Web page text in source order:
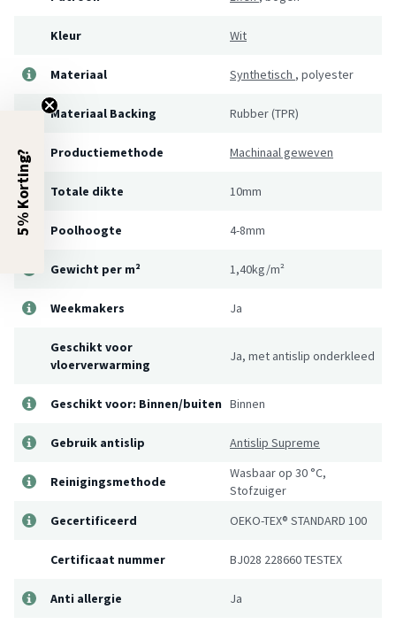
Kleur Wit
Materiaal Synthetisch , polyester
Materiaal Backing Rubber (TPR)
Productiemethode Machinaal geweven
Totale dikte 10mm
Poolhoogte 4-8mm
Gewicht per m² 1,40kg/m²
Weekmakers Ja
Geschikt voor
vloerverwarming
Ja, met antislip onderkleed
Geschikt voor: Binnen/buiten Binnen
Gebruik antislip Antislip Supreme
Reinigingsmethode
Wasbaar op 30 °C,
Stofzuiger
Gecertificeerd
OEKO-TEX® STANDARD 100
Certificaat nummer BJ028 228660 TESTEX
Anti allergie Ja
5% Korting?